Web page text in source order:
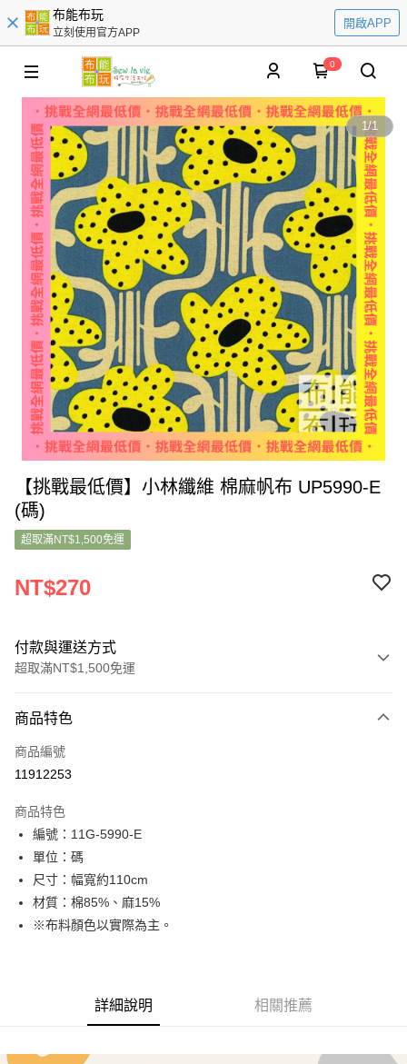
布能布玩
立刻使用官方APP
開啟APP
0
1/1
【挑戰最低價】小林纖維 棉麻帆布 UP5990-E
(碼)
超取滿NT$1,500免運
NT$270
付款與運送方式
超取滿NT$1,500免運
信用卡一次付款
超商取貨付款
Apple Pay
Google Pay
ATM付款
每筆NT$65，滿NT$1,500(含以上)免運費
7-11取貨付款
每筆NT$65，滿NT$1,500(含以上)免運費
商品特色
商品編號
11912253
商品特色
編號：11G-5990-E
單位：碼
尺寸：幅寬約110cm
材質：棉85%、麻15%
※布料顏色以實際為主。
詳細說明 相關推薦